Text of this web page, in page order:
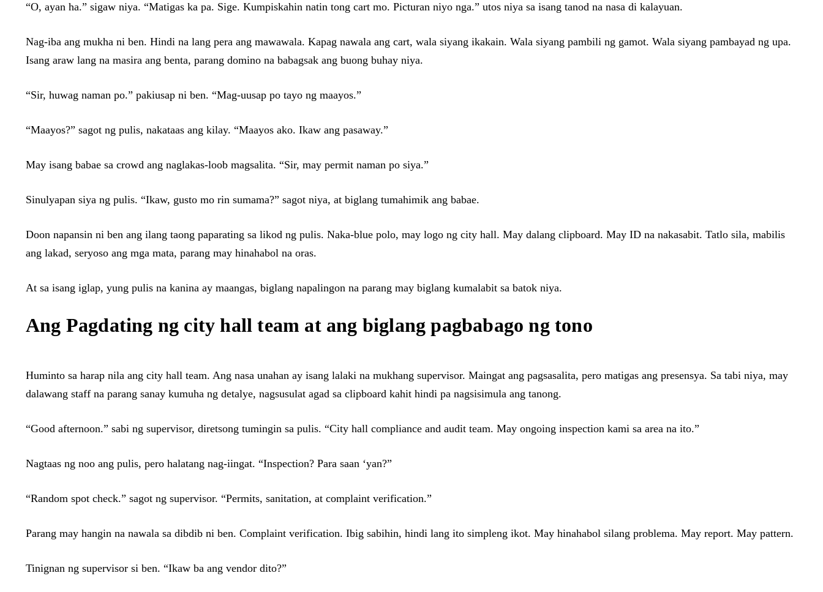
“O, ayan ha.” sigaw niya. “Matigas ka pa. Sige. Kumpiskahin natin tong cart mo. Picturan niyo nga.” utos niya sa isang tanod na nasa di kalayuan.
Nag-iba ang mukha ni ben. Hindi na lang pera ang mawawala. Kapag nawala ang cart, wala siyang ikakain. Wala siyang pambili ng gamot. Wala siyang pambayad ng upa.
Isang araw lang na masira ang benta, parang domino na babagsak ang buong buhay niya.
“Sir, huwag naman po.” pakiusap ni ben. “Mag-uusap po tayo ng maayos.”
“Maayos?” sagot ng pulis, nakataas ang kilay. “Maayos ako. Ikaw ang pasaway.”
May isang babae sa crowd ang naglakas-loob magsalita. “Sir, may permit naman po siya.”
Sinulyapan siya ng pulis. “Ikaw, gusto mo rin sumama?” sagot niya, at biglang tumahimik ang babae.
Doon napansin ni ben ang ilang taong paparating sa likod ng pulis. Naka-blue polo, may logo ng city hall. May dalang clipboard. May ID na nakasabit. Tatlo sila, mabilis
ang lakad, seryoso ang mga mata, parang may hinahabol na oras.
At sa isang iglap, yung pulis na kanina ay maangas, biglang napalingon na parang may biglang kumalabit sa batok niya.
Ang Pagdating ng city hall team at ang biglang pagbabago ng tono
Huminto sa harap nila ang city hall team. Ang nasa unahan ay isang lalaki na mukhang supervisor. Maingat ang pagsasalita, pero matigas ang presensya. Sa tabi niya, may
dalawang staff na parang sanay kumuha ng detalye, nagsusulat agad sa clipboard kahit hindi pa nagsisimula ang tanong.
“Good afternoon.” sabi ng supervisor, diretsong tumingin sa pulis. “City hall compliance and audit team. May ongoing inspection kami sa area na ito.”
Nagtaas ng noo ang pulis, pero halatang nag-iingat. “Inspection? Para saan ‘yan?”
“Random spot check.” sagot ng supervisor. “Permits, sanitation, at complaint verification.”
Parang may hangin na nawala sa dibdib ni ben. Complaint verification. Ibig sabihin, hindi lang ito simpleng ikot. May hinahabol silang problema. May report. May pattern.
Tinignan ng supervisor si ben. “Ikaw ba ang vendor dito?”